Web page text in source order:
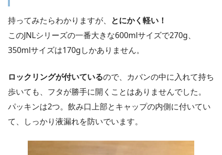
持ってみたらわかりますが、 とにかく軽い！
このJNLシリーズの一番大きな600mlサイズで270g、
350mlサイズは170gしかありません。
ロックリングが付いているので、カバンの中に入れて持ち
歩いても、フタが勝手に開くことはありませんでした。
パッキンは2つ。飲み口上部とキャップの内側に付いてい
て、しっかり液漏れを防いでいます。